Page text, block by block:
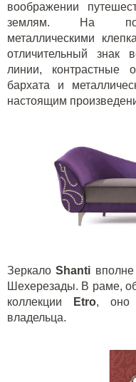
воображении
землям. На
металлическими
отличительный знак
линии, контрастные
бархата и
настоящим
ЗеркалоShanti
Шехерезады. В раме,
коллекции
Etro, оно
владельца.